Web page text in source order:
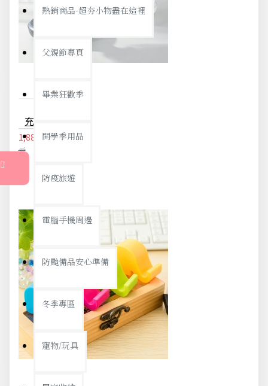
熱銷商品-超夯小物盡在這裡
父親節專頁
畢業狂歡季
開學季用品
防疫旅遊
電腦手機周邊
防颱備品安心準備
冬季專區
寵物/玩具
1,880元 1,979
元